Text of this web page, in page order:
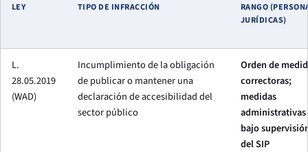
LEY TIPO DE INFRACCIÓN
RANGO
JURÍDICAS)
L.
28.05.2019
(WAD)
Incumplimiento de la obligación
de publicar o mantener una
declaración de accesibilidad del
sector público
Orden de
correctoras;
medidas
administrativas
bajo
del SIP